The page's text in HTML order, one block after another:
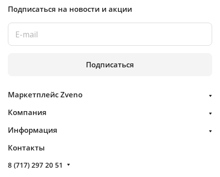
Подписаться на новости и акции
Подписаться
Маркетплейс Zveno
Компания
Информация
Контакты
8 (717) 297 20 51